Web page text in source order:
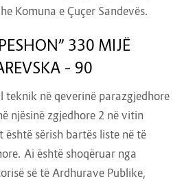
Komuna e Çuçer Sandevës.
330 MIJË
– 90
në qeverinë parazgjedhore
njësinë zgjedhore 2 në vitin
është sërish bartës liste në të
Ai është shoqëruar nga
së të Ardhurave Publike,